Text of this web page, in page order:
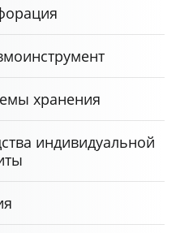
хранения
индивидуальной